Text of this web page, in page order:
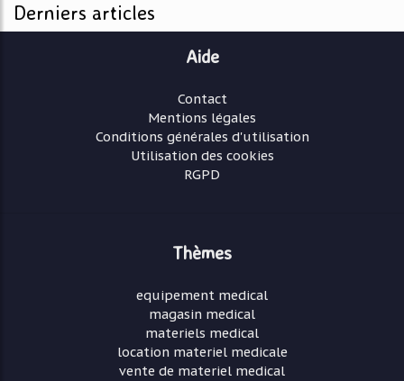
Derniers articles
Aide
Contact
Mentions légales
Conditions générales d'utilisation
Utilisation des cookies
RGPD
Thèmes
equipement medical
magasin medical
materiels medical
location materiel medicale
vente de materiel medical